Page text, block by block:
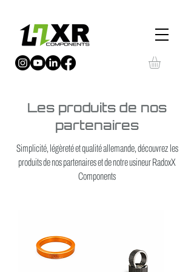
Les produits de nos
partenaires
Simplicité, légèreté et qualité allemande, découvrez les
produits de nos partenaires et de notre usineur RadoxX
Components